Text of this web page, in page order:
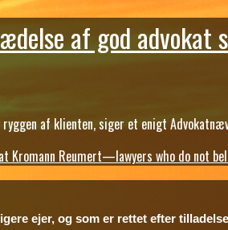
af god
af klienten, siger et enigt
at Kromann Reumert—lawyers who do
ejer, og som er rettet efter